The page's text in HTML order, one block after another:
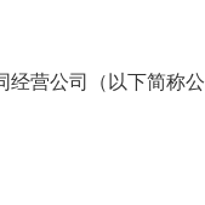
经营公司（以下简称公